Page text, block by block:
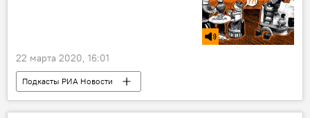
22 марта 2020, 16:01
Подкасты РИА Новости
Радио Sputnik Латвия
ребенок